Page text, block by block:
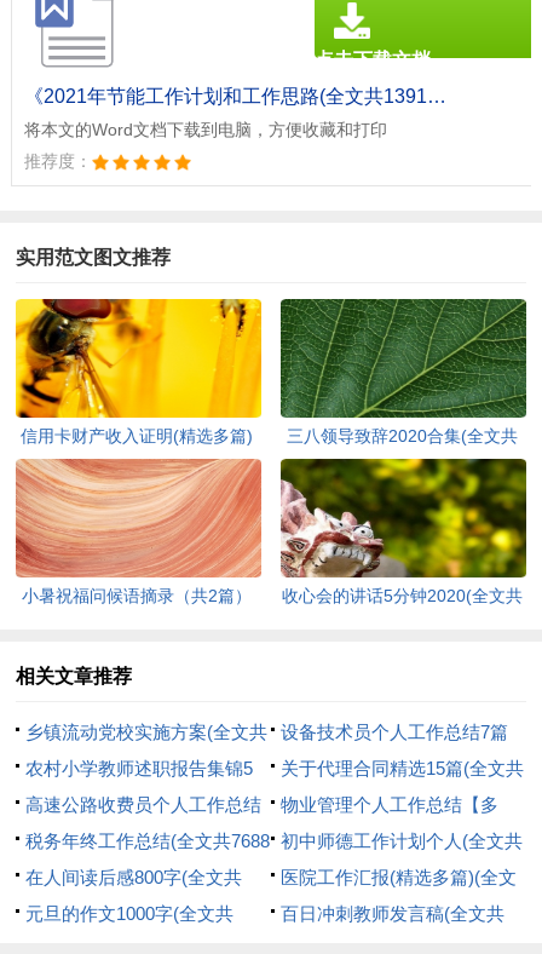
《2021年节能工作计划和工作思路(全文共1391字).doc》
将本文的Word文档下载到电脑，方便收藏和打印
推荐度：
点击下载文档
文档为doc格式
实用范文图文推荐
信用卡财产收入证明(精选多篇)
(全文共1266字)
三八领导致辞2020合集(全文共
3865字)
小暑祝福问候语摘录（共2篇）
收心会的讲话5分钟2020(全文共
相关文章推荐
乡镇流动党校实施方案(全文共
2298字)
设备技术员个人工作总结7篇
(全文共10110字)
农村小学教师述职报告集锦5
篇(全文共6041字)
关于代理合同精选15篇(全文共
18831字)
高速公路收费员个人工作总结
10篇(全文共12681字)
物业管理个人工作总结【多
篇】(全文共10116字)
税务年终工作总结(全文共7688
字)
初中师德工作计划个人(全文共
6174字)
在人间读后感800字(全文共
3495字)
医院工作汇报(精选多篇)(全文
共21860字)
元旦的作文1000字(全文共
百日冲刺教师发言稿(全文共